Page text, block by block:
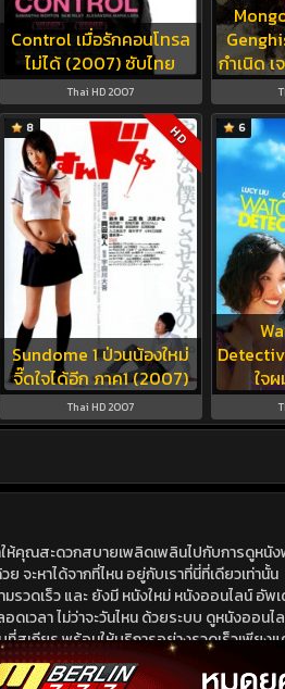
Control เมื่อรักคอนโทรล
ไม่ได้ (2007) ซับไทย
Thai HD 2007
กำเนิด
Sundome 1 ป่วนน้องใหม่
จี๊ดใจได้อีก ภาค1 (2007)
8 HD
Thai HD 2007
ใจ
6
ห้คุณสะดวกสบายเพลิดเพลินไปกับการดูหนั
จะหาได้จากที่ไหน อยู่กับเราที่นี่ที่เดียวเท่านั้น
รวดเร็ว และ ยังมี หนังใหม่ หนังออนไลน์ อั
ดเวลา ไม่ว่าจะวันไหน ด้วยระบบ ดูหนังออ
สเถียร พร้อมให้บริการอย่างรวดเร็วเพีย
เพิ่มเข้ามาอย่างต่อเนื่อง ดูหนังฟรี ดูหนังอ